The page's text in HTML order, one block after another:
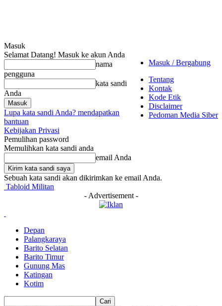
Masuk / Bergabung
Tentang
Kontak
Kode Etik
Disclaimer
Pedoman Media Siber
Masuk
Selamat Datang! Masuk ke akun Anda
nama
pengguna
kata sandi
Anda
Lupa kata sandi Anda? mendapatkan
bantuan
Kebijakan Privasi
Pemulihan password
Memulihkan kata sandi anda
email Anda
Sebuah kata sandi akan dikirimkan ke email Anda.
Tabloid Militan
- Advertisement -
Depan
Palangkaraya
Barito Selatan
Barito Timur
Gunung Mas
Katingan
Kotim